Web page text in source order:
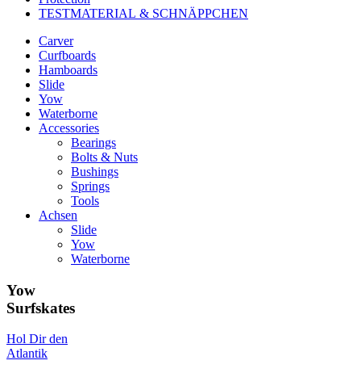
TESTMATERIAL & SCHNÄPPCHEN
Carver
Curfboards
Hamboards
Slide
Yow
Waterborne
Accessories
Bearings
Bolts & Nuts
Bushings
Springs
Tools
Achsen
Slide
Yow
Waterborne
Yow
Surfskates
Hol Dir den
Atlantik